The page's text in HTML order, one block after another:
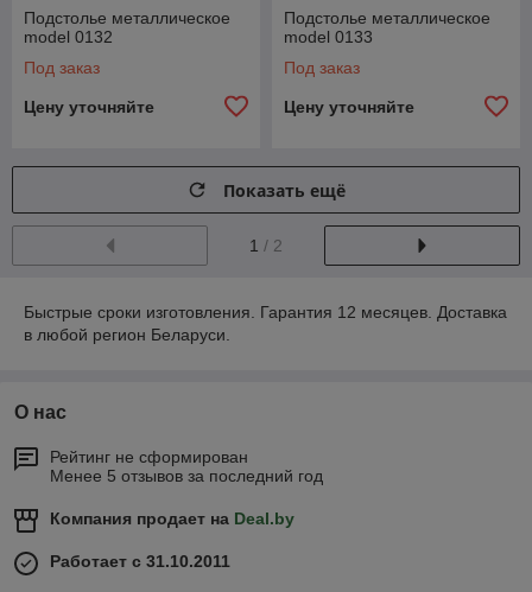
Подстолье металлическое
model 0132
Под заказ
Цену уточняйте
Подстолье металлическое
model 0133
Под заказ
Цену уточняйте
Показать ещё
1 / 2
Быстрые сроки изготовления. Гарантия 12 месяцев. Доставка
в любой регион Беларуси.
О нас
Рейтинг не сформирован
Менее 5 отзывов за последний год
Компания продает на Deal.by
Работает с 31.10.2011